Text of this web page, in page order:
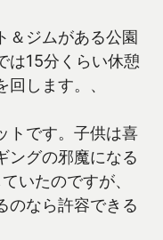
＆ジムがある公園
は15分くらい休憩
します。、
トです。子供は喜
ングの邪魔になる
いたのですが、
のなら許容できる